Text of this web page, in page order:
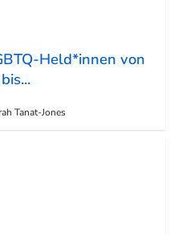
Held*innen von
Tanat-Jones